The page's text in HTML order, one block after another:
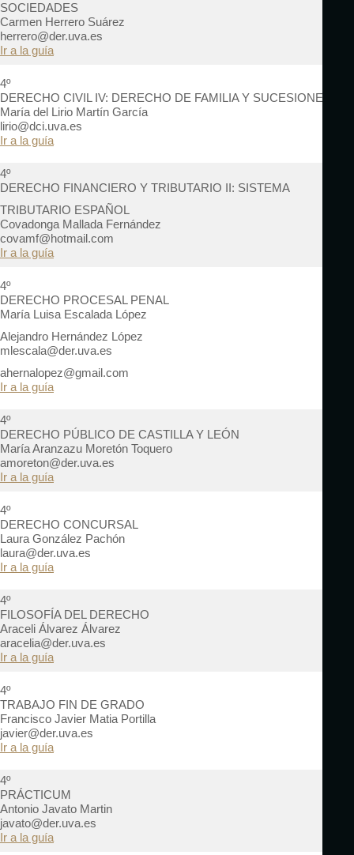
SOCIEDADES
Carmen Herrero Suárez
herrero@der.uva.es
Ir a la guía
4º
DERECHO CIVIL IV: DERECHO DE FAMILIA Y SUCESIONES
María del Lirio Martín García
lirio@dci.uva.es
Ir a la guía
4º
DERECHO FINANCIERO Y TRIBUTARIO II: SISTEMA
TRIBUTARIO ESPAÑOL
Covadonga Mallada Fernández
covamf@hotmail.com
Ir a la guía
4º
DERECHO PROCESAL PENAL
María Luisa Escalada López
Alejandro Hernández López
mlescala@der.uva.es
ahernalopez@gmail.com
Ir a la guía
4º
DERECHO PÚBLICO DE CASTILLA Y LEÓN
María Aranzazu Moretón Toquero
amoreton@der.uva.es
Ir a la guía
4º
DERECHO CONCURSAL
Laura González Pachón
laura@der.uva.es
Ir a la guía
4º
FILOSOFÍA DEL DERECHO
Araceli Álvarez Álvarez
aracelia@der.uva.es
Ir a la guía
4º
TRABAJO FIN DE GRADO
Francisco Javier Matia Portilla
javier@der.uva.es
Ir a la guía
4º
PRÁCTICUM
Antonio Javato Martin
javato@der.uva.es
Ir a la guía